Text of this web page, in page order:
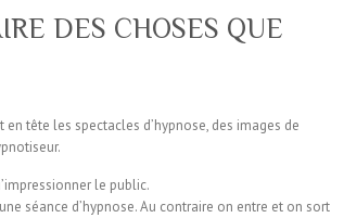
DES CHOSES QUE
tête les spectacles d’hypnose, des images de
le public.
séance d’hypnose. Au contraire on entre et on sort